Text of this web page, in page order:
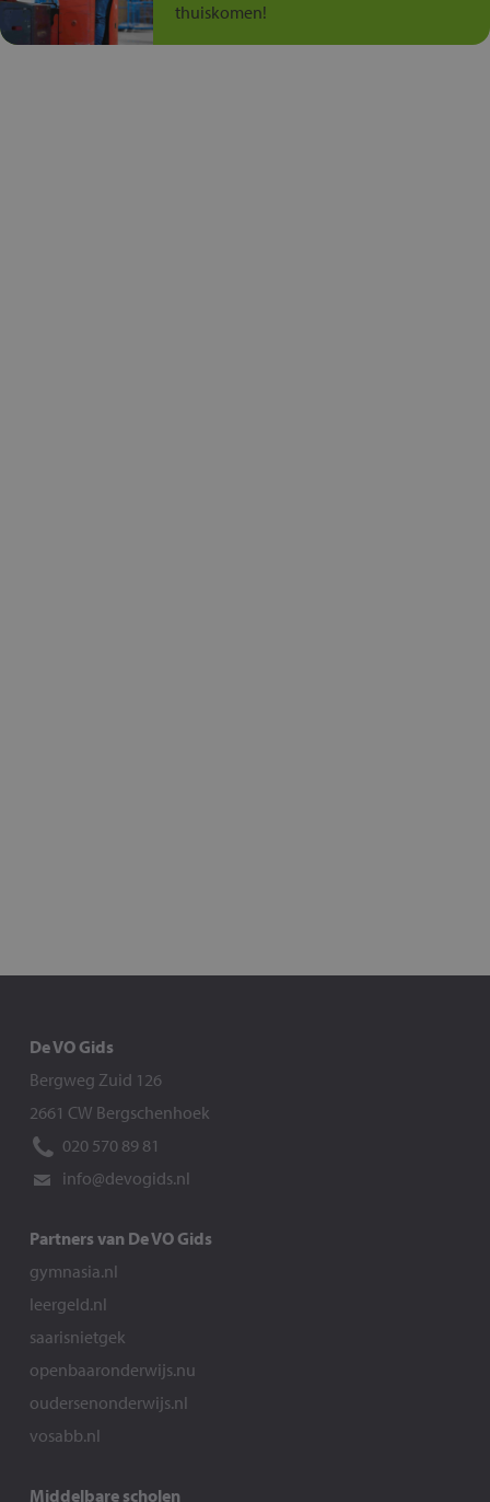
thuiskomen!
De VO Gids
Bergweg Zuid 126
2661 CW Bergschenhoek
020 570 89 81
info@devogids.nl
Partners van De VO Gids
gymnasia.nl
leergeld.nl
saarisnietgek
openbaaronderwijs.nu
oudersenonderwijs.nl
vosabb.nl
Middelbare scholen